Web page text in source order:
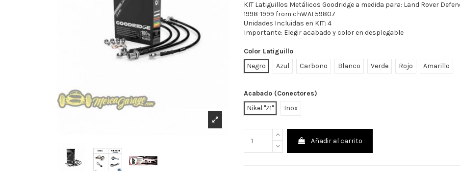
KIT Latiguillos Metálicos Goodridge a medida para: Land Rover
1998-1999 from chWAI 59807
Unidades Incluidas en KIT: 4
Importante: Elegir acabado y color en desplegable
Color Latiguillo
Negro
Azul Carbono Blanco Verde Rojo Amarillo
Acabado (Conectores)
Nikel "Z1"
Inox
Añadir al carrito